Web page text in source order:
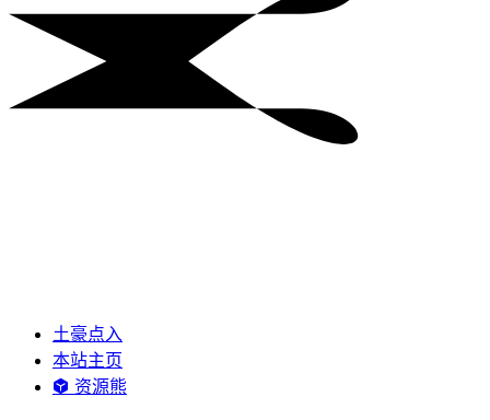
土豪点入
本站主页
资源熊